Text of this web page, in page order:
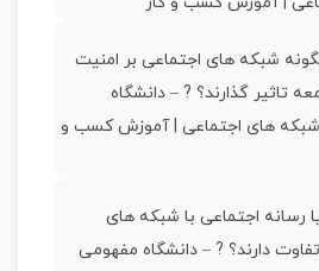
شبکه های اجتماعی بر امنیت
تاثیر گذارند؟ ? – دانشگاه
های اجتماعی | آموزش کسب و
رسانه اجتماعی با شبکه ‌های
دارند؟ ? – دانشگاه مفهومی